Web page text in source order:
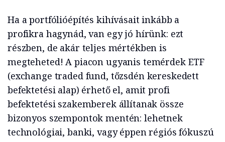
Ha a portfólióépítés kihívásait inkább a
profikra hagynád, van egy jó hírünk: ezt
részben, de akár teljes mértékben is
megteheted! A piacon ugyanis temérdek ETF
(exchange traded fund, tőzsdén kereskedett
befektetési alap) érhető el, amit profi
befektetési szakemberek állítanak össze
bizonyos szempontok mentén: lehetnek
technológiai, banki, vagy éppen régiós fókuszú